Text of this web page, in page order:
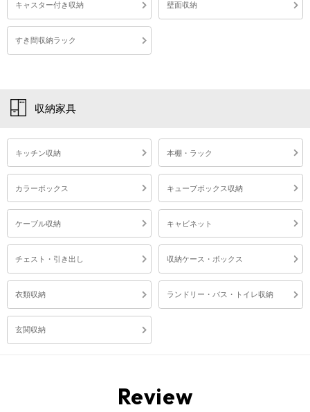
キャスター付き収納 壁面収納
すき間収納ラック
収納家具
キッチン収納 本棚・ラック
カラーボックス キューブボックス収納
ケーブル収納 キャビネット
チェスト・引き出し 収納ケース・ボックス
衣類収納 ランドリー・バス・トイレ収納
玄関収納
Review